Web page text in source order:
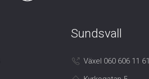
Sundsvall
Växel 060 606 11 61